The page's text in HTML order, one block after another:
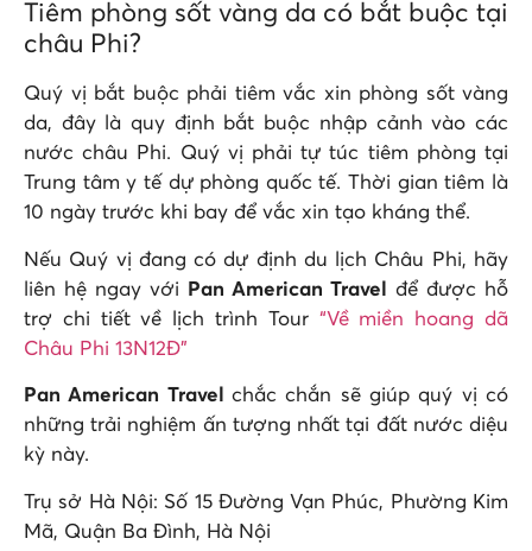
Tiêm phòng sốt vàng da có bắt buộc tại
châu Phi?
Quý vị bắt buộc phải tiêm vắc xin phòng sốt vàng
da, đây là quy định bắt buộc nhập cảnh vào các
nước châu Phi. Quý vị phải tự túc tiêm phòng tại
Trung tâm y tế dự phòng quốc tế. Thời gian tiêm là
10 ngày trước khi bay để vắc xin tạo kháng thể.
Nếu Quý vị đang có dự định du lịch Châu Phi, hãy
liên hệ ngay với
Pan American Travel
để được hỗ
trợ chi tiết về lịch trình Tour “Về miền hoang dã
Châu Phi 13N12Đ”
Pan American Travel chắc chắn sẽ giúp quý vị có
những trải nghiệm ấn tượng nhất tại đất nước diệu
kỳ này.
Trụ sở Hà Nội: Số 15 Đường Vạn Phúc, Phường Kim
Mã, Quận Ba Đình, Hà Nội